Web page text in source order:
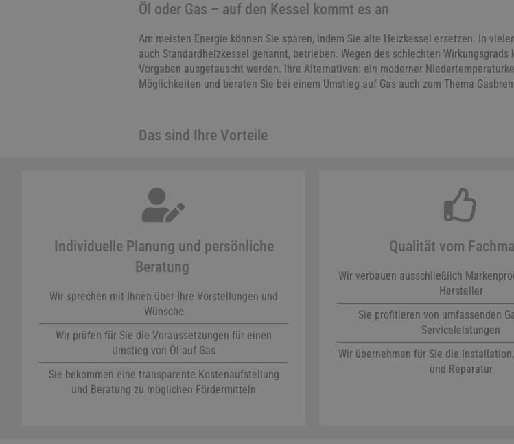
Öl oder Gas – auf den Kessel kommt es an
Am meisten Energie können Sie sparen, indem Sie alte Heizkessel ersetzen. In
auch Standardheizkessel genannt, betrieben. Wegen des schlechten
Vorgaben ausgetauscht werden. Ihre Alternativen: ein moderner
Möglichkeiten und beraten Sie bei einem Umstieg auf Gas auch zum Thema
Das sind Ihre Vorteile
Individuelle Planung und persönliche
Beratung
Wir sprechen mit Ihnen über Ihre Vorstellungen und
Wünsche
Wir prüfen für Sie die Voraussetzungen für einen
Umstieg von Öl auf Gas
Sie bekommen eine transparente Kostenaufstellung
und Beratung zu möglichen Fördermitteln
Qualität vom
Wir verbauen ausschließlich
Hersteller
Sie profitieren von umfassenden
Serviceleistungen
Wir übernehmen für Sie die
und Reparatur